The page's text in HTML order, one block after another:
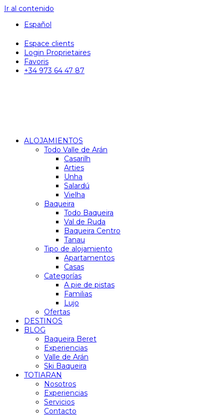
Ir al contenido
Español
Espace clients
Login Proprietaires
Favoris
+34 973 64 47 87
ALOJAMIENTOS
Todo Valle de Arán
Casarilh
Arties
Unha
Salardú
Vielha
Baqueira
Todo Baqueira
Val de Ruda
Baqueira Centro
Tanau
Tipo de alojamiento
Apartamentos
Casas
Categorías
A pie de pistas
Familias
Lujo
Ofertas
DESTINOS
BLOG
Baqueira Beret
Experiencias
Valle de Arán
Ski Baqueira
TOTIARAN
Nosotros
Experiencias
Servicios
Contacto